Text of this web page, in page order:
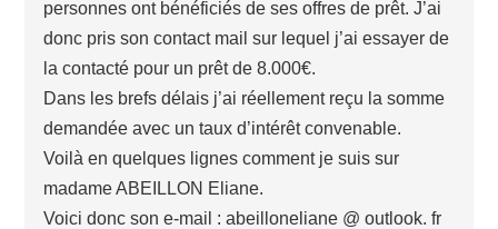
personnes ont bénéficiés de ses offres de prêt. J’ai
donc pris son contact mail sur lequel j’ai essayer de
la contacté pour un prêt de 8.000€.
Dans les brefs délais j’ai réellement reçu la somme
demandée avec un taux d’intérêt convenable.
Voilà en quelques lignes comment je suis sur
madame ABEILLON Eliane.
Voici donc son e-mail : abeilloneliane @ outlook. fr